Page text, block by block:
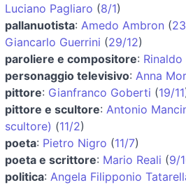
Luciano Pagliaro (8/1)
pallanuotista: Amedo Ambron (
Giancarlo Guerrini (29/12)
paroliere e compositore:
personaggio televisivo: Anna
pittore: Gianfranco Goberti (19/11
pittore e scultore: Antonio
scultore) (11/2)
poeta: Pietro Nigro (11/7)
poeta e scrittore: Mario Reali (9/
politica: Angela Filipponio